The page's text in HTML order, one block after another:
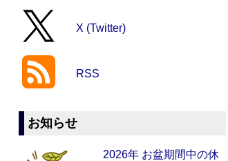
X (Twitter)
RSS
お知らせ
2026年 お盆期間中の休